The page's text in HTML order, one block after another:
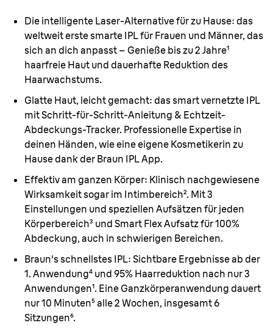
Die intelligente Laser-Alternative für zu Hause: das
weltweit erste smarte IPL für Frauen und Männer, das
sich an dich anpasst – Genieße bis zu 2 Jahre¹
haarfreie Haut und dauerhafte Reduktion des
Haarwachstums.
Glatte Haut, leicht gemacht: das smart vernetzte IPL
mit Schritt-für-Schritt-Anleitung & Echtzeit-
Abdeckungs-Tracker. Professionelle Expertise in
deinen Händen, wie eine eigene Kosmetikerin zu
Hause dank der Braun IPL App.
Effektiv am ganzen Körper: Klinisch nachgewiesene
Wirksamkeit sogar im Intimbereich². Mit 3
Einstellungen und speziellen Aufsätzen für jeden
Körperbereich³ und Smart Flex Aufsatz für 100%
Abdeckung, auch in schwierigen Bereichen.
Braun's schnellstes IPL: Sichtbare Ergebnisse ab der
1. Anwendung⁴ und 95% Haarreduktion nach nur 3
Anwendungen¹. Eine Ganzkörperanwendung dauert
nur 10 Minuten⁵ alle 2 Wochen, insgesamt 6
Sitzungen⁶.